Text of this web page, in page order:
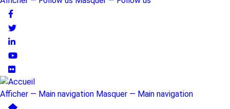
Follow
us
Afficher — Main navigation Masquer — Main navigation